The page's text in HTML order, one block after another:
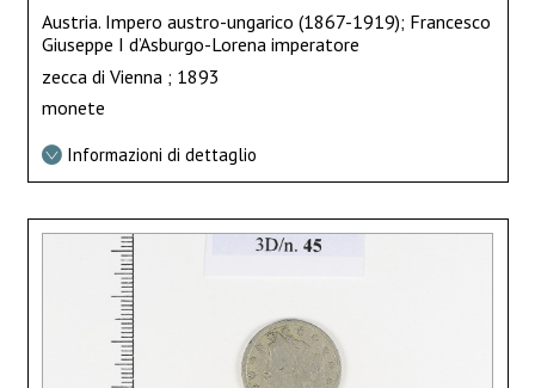
Austria. Impero austro-ungarico (1867-1919); Francesco
Giuseppe I d’Asburgo-Lorena imperatore
zecca di Vienna ; 1893
monete
Informazioni di dettaglio